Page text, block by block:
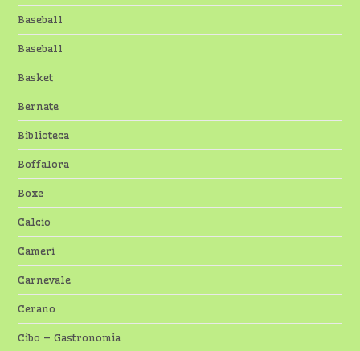
Baseball
Baseball
Basket
Bernate
Biblioteca
Boffalora
Boxe
Calcio
Cameri
Carnevale
Cerano
Cibo – Gastronomia